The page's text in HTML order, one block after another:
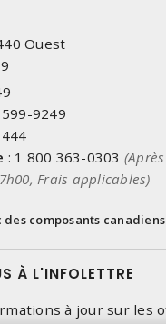
Ouest
9249
: 1 800 363-0303
Frais applicables)
des composants
À L'INFOLETTRE
à jour sur les